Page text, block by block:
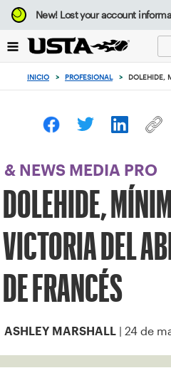
Enfoque
desde
botón
volver
principio
New!Lost your account
INICIO > PROFESIONAL > DOLEHIDE,
& NEWS MEDIA PRO
DOLEHIDE,
VICTORIA DEL
DE FRANCÉS
ASHLEY MARSHALL | 24 de